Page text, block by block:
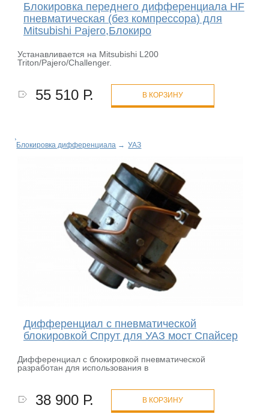
Блокировка переднего дифференциала HF
пневматическая (без компрессора) для
Mitsubishi Pajero,Блокиро
Устанавливается на Mitsubishi L200
Triton/Pajero/Challenger.
55 510 Р. В КОРЗИНУ
Блокировка дифференциала → УАЗ
Дифференциал с пневматической
блокировкой Спрут для УАЗ мост Спайсер
Дифференциал с блокировкой пневматической
разработан для использования в
38 900 Р. В КОРЗИНУ